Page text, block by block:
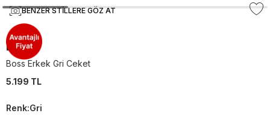
BENZER STILLERE GÖZ AT
BOSS
Boss Erkek Gri Ceket
5.199 TL
Renk:Gri